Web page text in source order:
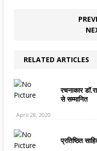
RELATED ARTICLES
रचनाकार
से सम्मानित
April 28, 2020
प्रतिष्ठित